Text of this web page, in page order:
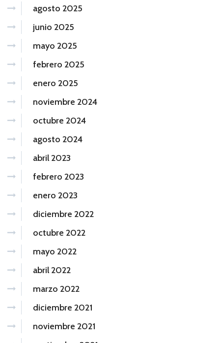
agosto 2025
junio 2025
mayo 2025
febrero 2025
enero 2025
noviembre 2024
octubre 2024
agosto 2024
abril 2023
febrero 2023
enero 2023
diciembre 2022
octubre 2022
mayo 2022
abril 2022
marzo 2022
diciembre 2021
noviembre 2021